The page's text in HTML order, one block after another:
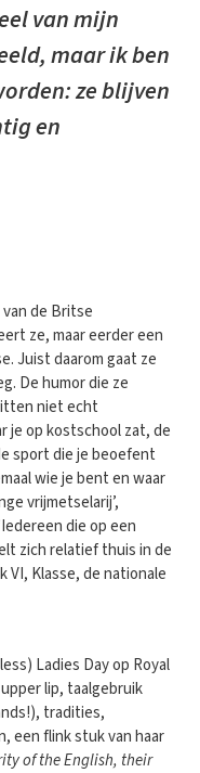
van mijn
maar ik ben
ze blijven
en
de Britse
ze, maar eerder een
Juist daarom gaat ze
De humor die ze
niet echt
je op kostschool zat, de
sport die je beoefent
wie je bent en waar
vrijmetselarij’,
die op een
zich relatief thuis in de
VI, Klasse, de nationale
Ladies Day op Royal
lip, taalgebruik
tradities,
een flink stuk van haar
of the English, their